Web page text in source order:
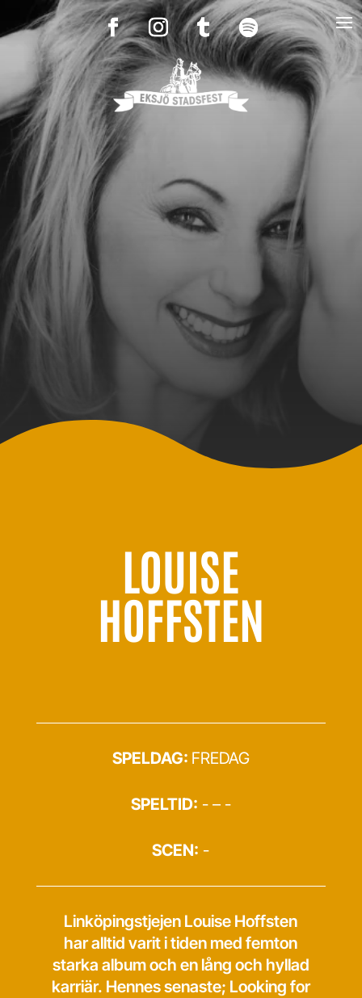
LOUISE
HOFFSTEN
SPELDAG: FREDAG
SPELTID: - – -
SCEN: -
Linköpingstjejen Louise Hoffsten
har alltid varit i tiden med femton
starka album och en lång och hyllad
karriär. Hennes senaste; Looking for